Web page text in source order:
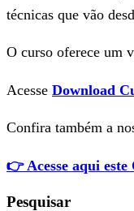
técnicas que vão
O curso oferece um
Acesse Download
Confira também a
👉 Acesse aqui
Pesquisar